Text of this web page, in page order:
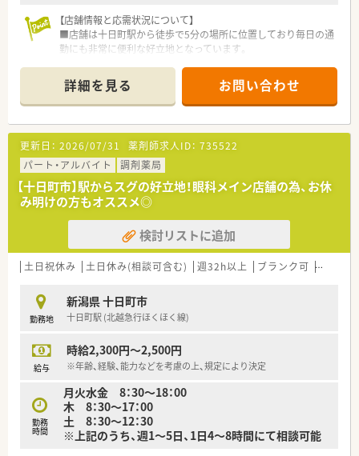
【店舗情報と応需状況について】
■店舗は十日町駅から徒歩で5分の場所に位置しており毎日の通
勤にも非常に便利な好立地となっています。
枚数は90枚から100枚程度となっております。
■勤務体制は常勤薬剤師1名とパート薬剤師1名に加え業務を支
える事務員が複数名配置されています。
【募集背景と求める人物像について】
■体制強化と業務円滑化のための増員募集を行っており意欲的
に業務に取り組める人材を求めています。
■調剤経験のある方は即戦力として歓迎されますが患者様に親
身に対応できる姿勢が最も重視されます。
■コミュニケーション能力が高く周囲のスタッフと協力しなが
ら円滑に業務を進められる方が理想的です。
【職場環境と雰囲気】
■少人数体制ならではの風通しの良さがありスタッフ間のアッ
■互いに助け合う風土が根付いており日々の業務で困ったこと
があればすぐに相談しやすい環境となっています。
■店舗の周辺には日常のお買い物に便利なスーパーがあり勤務
【想定されるキャリアイメージ】
専門性を高めていくことができます。
■充実した勉強会への参加を通じて知識を深め薬剤師として長
く活躍するための基礎を構築できます。
■将来的には店舗運営に寄与する役割を目指すなど長期的なキ
詳細を見る お問い合わせ
更新日： 2026/07/31 薬剤師求人ID： 735522
パート・アルバイト
調剤薬局
【十日町市】駅からスグの好立地！眼科メイン店舗の為、お休
み明けの方もオススメ◎
検討リストに追加
土日祝休み 土日休み(相談可含む) 週32h以上 ブランク可 残業な
勤務地
新潟県 十日町市
十日町駅 (北越急行ほくほく線)
給与
時給2,300円～2,500円
※年齢、経験、能力などを考慮の上、規定により決定
勤務
時間
月火水金 8：30～18：00
木 8：30～17：00
土 8：30～12：30
※上記のうち、週1～5日、1日4～8時間にて相談可能